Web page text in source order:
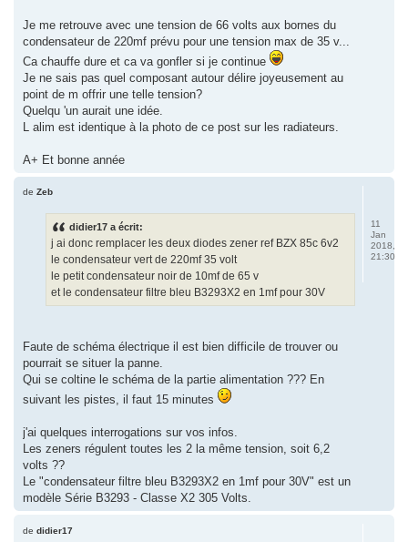
Je me retrouve avec une tension de 66 volts aux bornes du
condensateur de 220mf prévu pour une tension max de 35 v...
Ca chauffe dure et ca va gonfler si je continue
Je ne sais pas quel composant autour délire joyeusement au
point de m offrir une telle tension?
Quelqu 'un aurait une idée.
L alim est identique à la photo de ce post sur les radiateurs.
A+ Et bonne année
de Zeb
didier17 a écrit:
j ai donc remplacer les deux diodes zener ref BZX 85c 6v2
le condensateur vert de 220mf 35 volt
le petit condensateur noir de 10mf de 65 v
et le condensateur filtre bleu B3293X2 en 1mf pour 30V
Faute de schéma électrique il est bien difficile de trouver ou
pourrait se situer la panne.
Qui se coltine le schéma de la partie alimentation ??? En
suivant les pistes, il faut 15 minutes
j'ai quelques interrogations sur vos infos.
Les zeners régulent toutes les 2 la même tension, soit 6,2
volts ??
Le "condensateur filtre bleu B3293X2 en 1mf pour 30V" est un
modèle Série B3293 - Classe X2 305 Volts.
11
Jan
2018,
21:30
de didier17